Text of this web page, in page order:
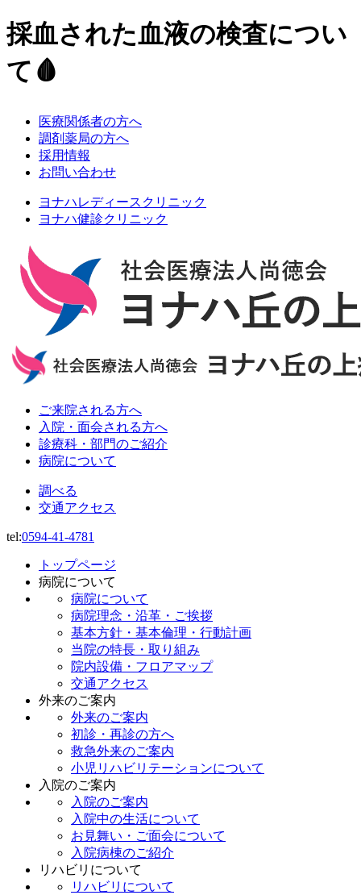
採血された血液の検査につい
て🩸
医療関係者の⽅へ
調剤薬局の方へ
採⽤情報
お問い合わせ
ヨナハレディースクリニック
ヨナハ健診クリニック
ご来院される⽅へ
⼊院・⾯会される⽅へ
診療科・部⾨のご紹介
病院について
調べる
交通アクセス
tel:0594-41-4781
トップページ
病院について
病院について
病院理念・沿革・ご挨拶
基本方針・基本倫理・行動計画
当院の特長・取り組み
院内設備・フロアマップ
交通アクセス
外来のご案内
外来のご案内
初診・再診の方へ
救急外来のご案内
小児リハビリテーションについて
入院のご案内
入院のご案内
入院中の生活について
お見舞い・ご面会について
入院病棟のご紹介
リハビリについて
リハビリについて